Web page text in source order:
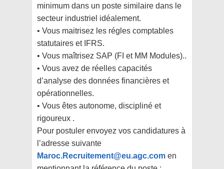
minimum dans un poste similaire dans le
secteur industriel idéalement.
• Vous maitrisez les régles comptables
statutaires et IFRS.
• Vous maîtrisez SAP (FI et MM Modules)..
• Vous avez de réelles capacités
d’analyse des données financières et
opérationnelles.
• Vous êtes autonome, discipliné et
rigoureux .
Pour postuler envoyez vos candidatures à
l’adresse suivante
Maroc.Recruitement@eu.agc.com en